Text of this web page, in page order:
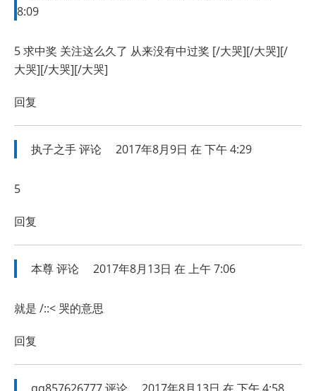
8:09
5 求中奖 关注这么久了 从来没有中过奖 [/大哭][/大哭][/
大哭][/大哭][/大哭]
回复
执子之手评论 2017年8月9日 在 下午 4:29
5
回复
本尊评论 2017年8月13日 在 上午 7:06
就是 /::< 哭的意思
回复